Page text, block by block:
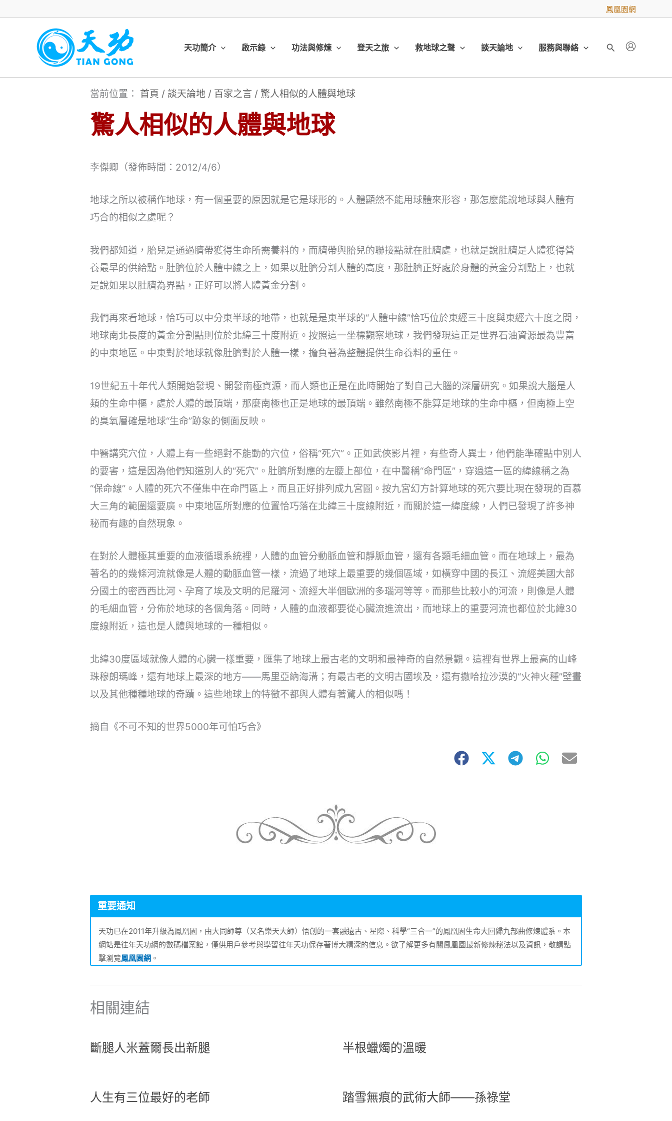
內
鳳凰園網
天功簡介 啟示錄 功法與修煉 登天之旅 救地球之聲 談天論地 服務與聯絡
搜
當前位置： 首頁 / 談天論地 / 百家之言 / 驚人相似的人體與地球
驚人相似的人體與地球
李傑卿（發佈時間：2012/4/6）
地球之所以被稱作地球，有一個重要的原因就是它是球形的。人體顯然不能用球體來形容，那怎麼能說地球與人體有
巧合的相似之處呢？
我們都知道，胎兒是通過臍帶獲得生命所需養料的，而臍帶與胎兒的聯接點就在肚臍處，也就是說肚臍是人體獲得營
養最早的供給點。肚臍位於人體中線之上，如果以肚臍分割人體的高度，那肚臍正好處於身體的黃金分割點上，也就
是說如果以肚臍為界點，正好可以將人體黃金分割。
我們再來看地球，恰巧可以中分東半球的地帶，也就是是東半球的“人體中線”恰巧位於東經三十度與東經六十度之間，
地球南北長度的黃金分割點則位於北緯三十度附近。按照這一坐標觀察地球，我們發現這正是世界石油資源最為豐富
的中東地區。中東對於地球就像肚臍對於人體一樣，擔負著為整體提供生命養料的重任。
19世紀五十年代人類開始發現、開發南極資源，而人類也正是在此時開始了對自己大腦的深層研究。如果說大腦是人
類的生命中樞，處於人體的最頂端，那麼南極也正是地球的最頂端。雖然南極不能算是地球的生命中樞，但南極上空
的臭氧層確是地球“生命”跡象的側面反映。
中醫講究穴位，人體上有一些絕對不能動的穴位，俗稱“死穴”。正如武俠影片裡，有些奇人異士，他們能準確點中別人
的要害，這是因為他們知道別人的“死穴”。肚臍所對應的左腰上部位，在中醫稱“命門區”，穿過這一區的緯線稱之為
“保命線”。人體的死穴不僅集中在命門區上，而且正好排列成九宮圖。按九宮幻方計算地球的死穴要比現在發現的百慕
大三角的範圍還要廣。中東地區所對應的位置恰巧落在北緯三十度線附近，而關於這一緯度線，人們已發現了許多神
秘而有趣的自然現象。
在對於人體極其重要的血液循環系統裡，人體的血管分動脈血管和靜脈血管，還有各類毛細血管。而在地球上，最為
著名的的幾條河流就像是人體的動脈血管一樣，流過了地球上最重要的幾個區域，如橫穿中國的長江、流經美國大部
分國土的密西西比河、孕育了埃及文明的尼羅河、流經大半個歐洲的多瑙河等等。而那些比較小的河流，則像是人體
的毛細血管，分佈於地球的各個角落。同時，人體的血液都要從心臟流進流出，而地球上的重要河流也都位於北緯30
度線附近，這也是人體與地球的一種相似。
北緯30度區域就像人體的心臟一樣重要，匯集了地球上最古老的文明和最神奇的自然景觀。這裡有世界上最高的山峰
珠穆朗瑪峰，還有地球上最深的地方——馬里亞納海溝；有最古老的文明古國埃及，還有撒哈拉沙漠的“火神火種”壁畫
以及其他種種地球的奇蹟。這些地球上的特徵不都與人體有著驚人的相似嗎！
摘自《不可不知的世界5000年可怕巧合》
重要通知
天功已在2011年升級為鳳凰園，由大同師尊（又名樂天大師）悟創的一套融遠古、星際、科學“三合一”的鳳凰園生命大回歸九部曲修煉體系。本
網站是往年天功網的數碼檔案館，僅供用戶參考與學習往年天功保存著博大精深的信息。欲了解更多有關鳳凰園最新修煉秘法以及資訊，敬請點
擊瀏覽鳳凰園網 。
相關連結
斷腿人米蓋爾長出新腿 半根蠟燭的溫暖
人生有三位最好的老師 踏雪無痕的武術大師——孫祿堂